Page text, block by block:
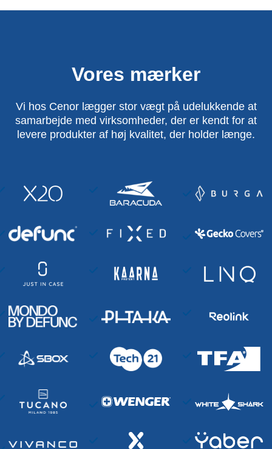
Vores mærker
Vi hos Cenor lægger stor vægt på udelukkende at
samarbejde med virksomheder, der er kendt for at
levere produkter af høj kvalitet, der holder længe.